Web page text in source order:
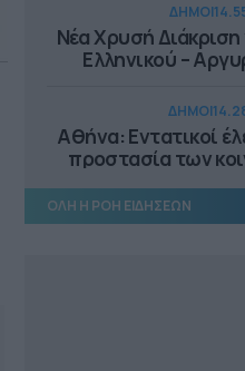
ΔΗΜΟΙ
Νέα Χρυσή
Ελληνικού –
ΔΗΜΟΙ
Αθήνα: Εντατικοί
προστασία των
ΟΛΗ Η ΡΟΗ ΕΙΔΗΣΕΩΝ